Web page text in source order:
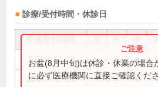
診療/受付時間・休診日
9:00～12:30 ● ● ● ●
14:30～17:30 ● ● ● ●
お盆(8月中旬)は休診・休業の場合
に必ず医療機関に直接ご確認くださ